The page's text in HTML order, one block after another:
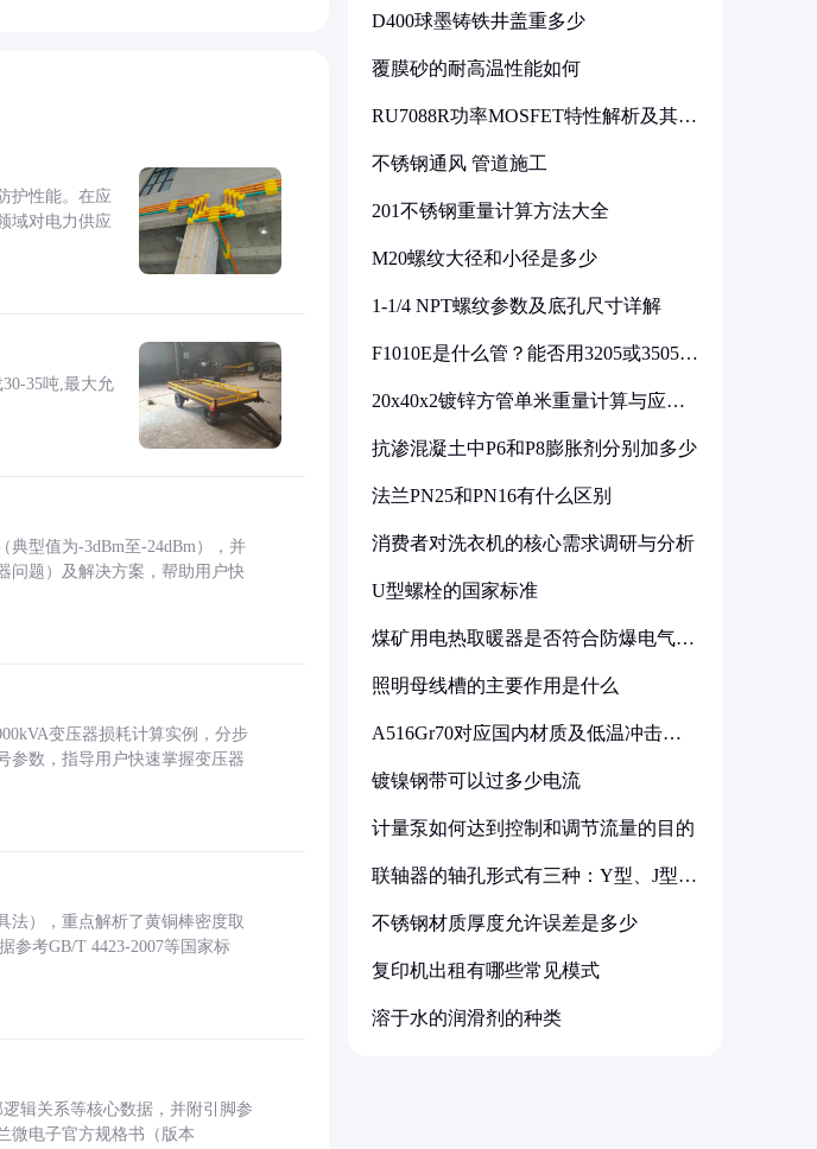
护性能。在应
域对电力供应
35吨,最大允
型值为-3dBm至-24dBm），并
问题）及解决方案，帮助用户快
变压器损耗计算实例，分步
参数，指导用户快速掌握变压器
法），重点解析了黄铜棒密度取
参考GB/T 4423-2007等国家标
辑关系等核心数据，并附引脚参
微电子官方规格书（版本
D400球墨铸铁井盖重多少
覆膜砂的耐高温性能如何
RU7088R功率MOSFET特性解析及其在
不锈钢通风 管道施工
201不锈钢重量计算方法大全
M20螺纹大径和小径是多少
1-1/4 NPT螺纹参数及底孔尺寸详解
F1010E是什么管？能否用3205或3505代
20x40x2镀锌方管单米重量计算与应用
抗渗混凝土中P6和P8膨胀剂分别加多少
法兰PN25和PN16有什么区别
消费者对洗衣机的核心需求调研与分析
U型螺栓的国家标准
煤矿用电热取暖器是否符合防爆电气设
照明母线槽的主要作用是什么
A516Gr70对应国内材质及低温冲击要
镀镍钢带可以过多少电流
计量泵如何达到控制和调节流量的目的
联轴器的轴孔形式有三种：Y型、J型、
不锈钢材质厚度允许误差是多少
复印机出租有哪些常见模式
溶于水的润滑剂的种类